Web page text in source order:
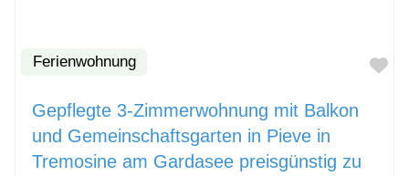
Ferienwohnung
Gepflegte 3-Zimmerwohnung mit Balkon
und Gemeinschaftsgarten in Pieve in
Tremosine am Gardasee preisgünstig zu